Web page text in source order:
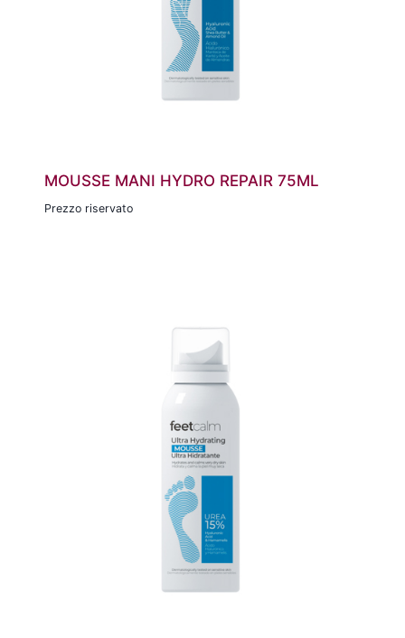
MOUSSE MANI HYDRO REPAIR 75ML
Prezzo riservato